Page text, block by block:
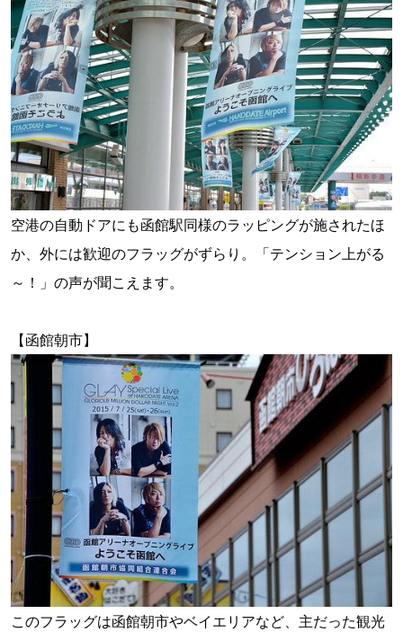
空港の自動ドアにも函館駅同様のラッピングが施されたほ
か、外には歓迎のフラッグがずらり。「テンション上がる
～！」の声が聞こえます。
【函館朝市】
このフラッグは函館朝市やベイエリアなど、主だった観光